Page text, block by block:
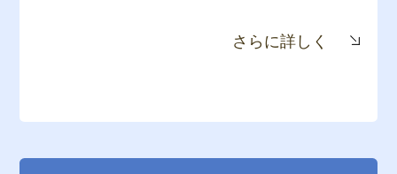
さらに詳しく